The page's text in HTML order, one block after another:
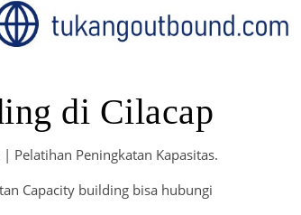
di Cilacap
Pelatihan Peningkatan Kapasitas.
Capacity building bisa hubungi